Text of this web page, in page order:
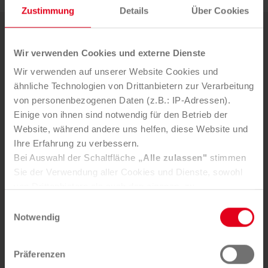
Zustimmung Details Über Cookies
Wir verwenden Cookies und externe Dienste
Wir verwenden auf unserer Website Cookies und
ähnliche Technologien von Drittanbietern zur Verarbeitung
von personenbezogenen Daten (z.B.: IP-Adressen).
Einige von ihnen sind notwendig für den Betrieb der
Website, während andere uns helfen, diese Website und
Ihre Erfahrung zu verbessern.
Bei Auswahl der Schaltfläche „Alle zulassen" stimmen
Sie der Verwendung aller Cookies und Dienste, sowohl
selbst zu entscheiden, welche Cookies-Setzung Sie
Selbstverständlich können Sie über Consent Button in
der linken unteren Ecke die gesetzte Zustimmung
Notwendig
Präferenzen
Mürztaler Sauber­macher bleibt
starker Part­ner der Stadt
Die Mürztaler Sauber­macher GmbH stärkt mit ge­zielten
In­vest­itionen Service­qualität, Arbeits­plätze und Kreis­